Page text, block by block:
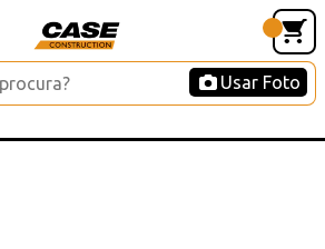
Usar Foto